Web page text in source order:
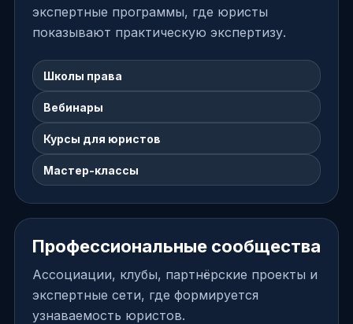
экспертные программы, где юристы
показывают практическую экспертизу.
Школы права
Вебинары
Курсы для юристов
Мастер-классы
Профессиональные сообщества
Ассоциации, клубы, партнёрские проекты и
экспертные сети, где формируется
узнаваемость юристов.